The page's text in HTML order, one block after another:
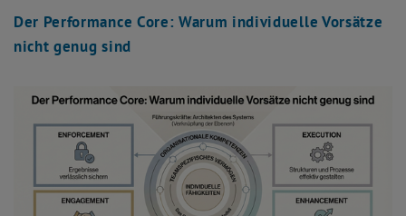
Der Performance Core: Warum individuelle Vorsätze
nicht genug sind